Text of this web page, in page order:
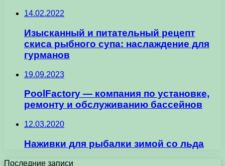
14.02.2022
Изысканный и питательный рецепт
скиса рыбного супа: наслаждение для
гурманов
19.09.2023
PoolFactory — компания по установке,
ремонту и обслуживанию бассейнов
12.03.2020
Наживки для рыбалки зимой со льда
Последние записи